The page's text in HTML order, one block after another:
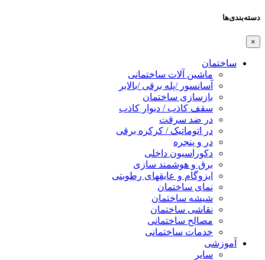
دسته‌بندی‌ها
×
ساختمان
ماشین آلات ساختمانی
آسانسور /پله برقی /بالابر
بازسازی ساختمان
سقف کاذب / دیوار کاذب
در ضد سرقت
در اتوماتیک / کرکره برقی
در و پنجره
دکوراسیون داخلی
برق و هوشمند سازی
ایزوگام و عایقهای رطوبتی
نمای ساختمان
شیشه ساختمان
نقاشی ساختمان
مصالح ساختمانی
خدمات ساختمانی
آموزشی
سایر